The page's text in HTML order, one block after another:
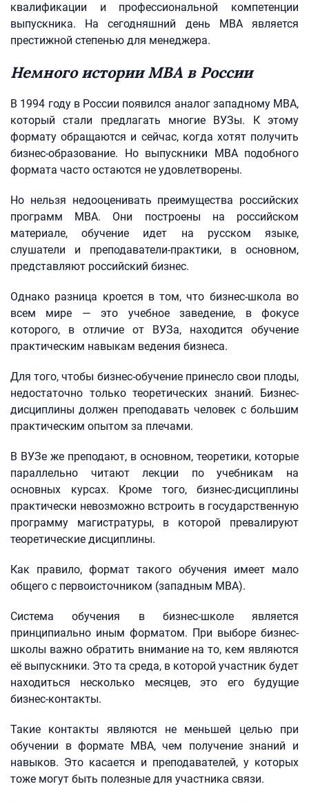
квалификации и профессиональной компетенции
выпускника. На сегодняшний день MBA является
престижной степенью для менеджера.
Немного истории MBA в России
В 1994 году в России появился аналог западному MBA,
который стали предлагать многие ВУЗы. К этому
формату обращаются и сейчас, когда хотят получить
бизнес-образование. Но выпускники MBA подобного
формата часто остаются не удовлетворены.
Но нельзя недооценивать преимущества российских
программ MBA. Они построены на российском
материале, обучение идет на русском языке,
слушатели и преподаватели-практики, в основном,
представляют российский бизнес.
Однако разница кроется в том, что бизнес-школа во
всем мире — это учебное заведение, в фокусе
которого, в отличие от ВУЗа, находится обучение
практическим навыкам ведения бизнеса.
Для того, чтобы бизнес-обучение принесло свои плоды,
недостаточно только теоретических знаний. Бизнес-
дисциплины должен преподавать человек с большим
практическим опытом за плечами.
В ВУЗе же преподают, в основном, теоретики, которые
параллельно читают лекции по учебникам на
основных курсах. Кроме того, бизнес-дисциплины
практически невозможно встроить в государственную
программу магистратуры, в которой превалируют
теоретические дисциплины.
Как правило, формат такого обучения имеет мало
общего с первоисточником (западным MBA).
Система обучения в бизнес-школе является
принципиально иным форматом. При выборе бизнес-
школы важно обратить внимание на то, кем являются
её выпускники. Это та среда, в которой участник будет
находиться несколько месяцев, это его будущие
бизнес-контакты.
Такие контакты являются не меньшей целью при
обучении в формате MBA, чем получение знаний и
навыков. Это касается и преподавателей, у которых
тоже могут быть полезные для участника связи.